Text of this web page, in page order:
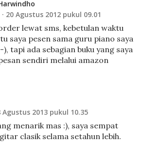
20 Agustus 2012 pukul 09.01
lewat sms, kebetulan waktu
saya pesen sama guru piano saya
), tapi ada sebagian buku yang saya
sendiri melalui amazon
Agustus 2013 pukul 10.35
menarik mas :), saya sempat
clasik selama setahun lebih.